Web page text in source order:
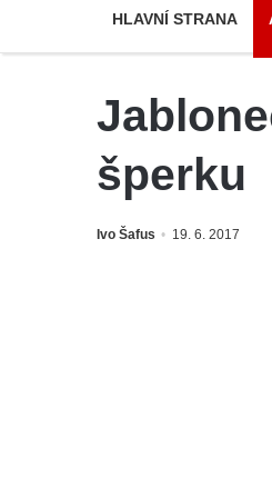
HLAVNÍ STRANA
šperku
Ivo Šafus 19. 6. 2017